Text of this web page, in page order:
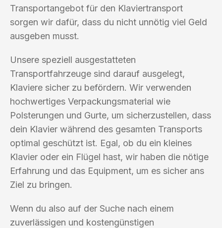
Transportangebot für den Klaviertransport
sorgen wir dafür, dass du nicht unnötig viel Geld
ausgeben musst.
Unsere speziell ausgestatteten
Transportfahrzeuge sind darauf ausgelegt,
Klaviere sicher zu befördern. Wir verwenden
hochwertiges Verpackungsmaterial wie
Polsterungen und Gurte, um sicherzustellen, dass
dein Klavier während des gesamten Transports
optimal geschützt ist. Egal, ob du ein kleines
Klavier oder ein Flügel hast, wir haben die nötige
Erfahrung und das Equipment, um es sicher ans
Ziel zu bringen.
Wenn du also auf der Suche nach einem
zuverlässigen und kostengünstigen